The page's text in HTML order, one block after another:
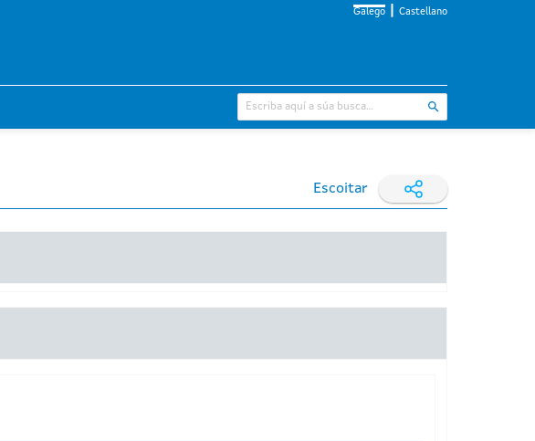
Galego Castellano
Escoitar